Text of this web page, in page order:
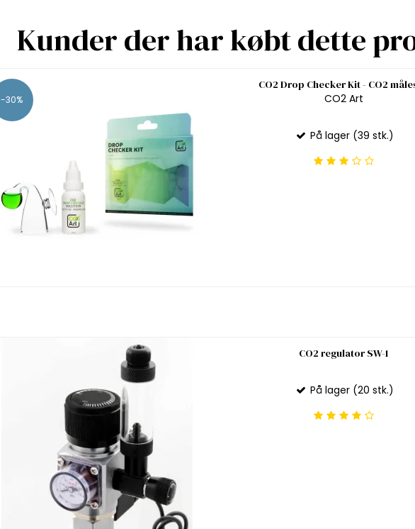
Kunder der har købt dette
-30%
CO2 Drop Checker Kit - CO2
CO2 Art
På lager (39 stk.)
CO2 regulator SW-1
På lager (20 stk.)